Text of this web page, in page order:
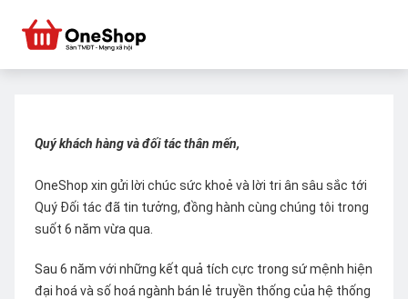
Quý khách hàng và đối tác thân mến,
OneShop xin gửi lời chúc sức khoẻ và lời tri ân sâu sắc tới
Quý Đối tác đã tin tưởng, đồng hành cùng chúng tôi trong
suốt 6 năm vừa qua.
Sau 6 năm với những kết quả tích cực trong sứ mệnh hiện
đại hoá và số hoá ngành bán lẻ truyền thống của hệ thống